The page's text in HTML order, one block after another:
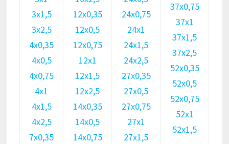
3х1,5
3х2,5
4х0,35
4х0,5
4х0,75
4х1
4х1,5
4х2,5
7х0,35
12х0,35
12х0,5
12х0,75
12х1
12х1,5
12х2,5
14х0,35
14х0,5
14х0,75
24х0,75
24х1
24х1,5
24х2,5
27х0,35
27х0,5
27х0,75
27х1
27х1,5
37х0,75
37х1
37х1,5
37х2,5
52х0,35
52х0,5
52х0,75
52х1
52х1,5